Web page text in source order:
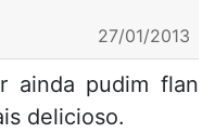
27/01/2013
ainda pudim flan
delicioso.